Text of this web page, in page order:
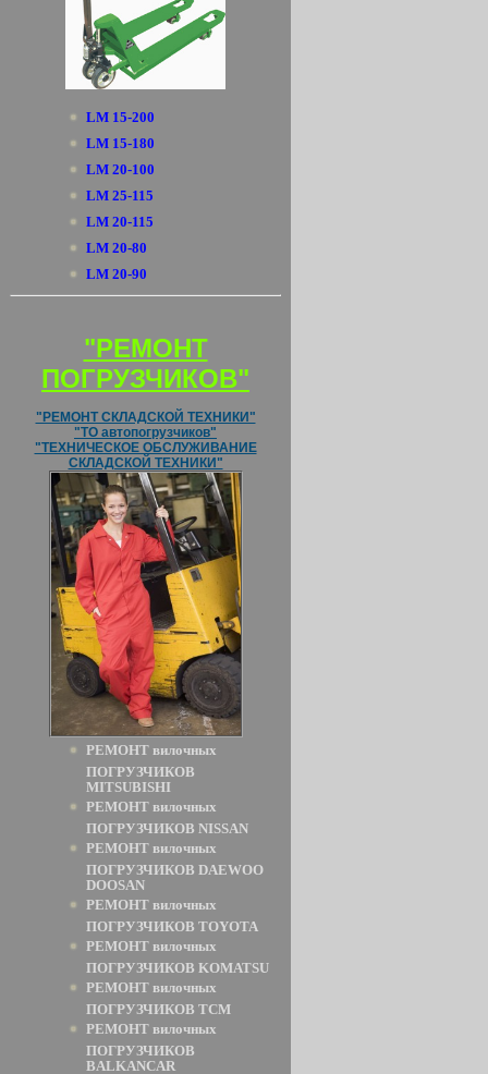
LM 15-200
LM 15-180
LM 20-100
LM 25-115
LM 20-115
LM 20-80
LM 20-90
"РЕМОНТ
ПОГРУЗЧИКОВ"
"РЕМОНТ СКЛАДСКОЙ ТЕХНИКИ"
"ТО автопогрузчиков"
"ТЕХНИЧЕСКОЕ ОБСЛУЖИВАНИЕ
СКЛАДСКОЙ ТЕХНИКИ"
РЕМОНТ вилочных
ПОГРУЗЧИКОВ
MITSUBISHI
РЕМОНТ вилочных
ПОГРУЗЧИКОВ NISSAN
РЕМОНТ вилочных
ПОГРУЗЧИКОВ DAEWOO
DOOSAN
РЕМОНТ вилочных
ПОГРУЗЧИКОВ TOYOTA
РЕМОНТ вилочных
ПОГРУЗЧИКОВ KOMATSU
РЕМОНТ вилочных
ПОГРУЗЧИКОВ TCM
РЕМОНТ вилочных
ПОГРУЗЧИКОВ
BALKANCAR